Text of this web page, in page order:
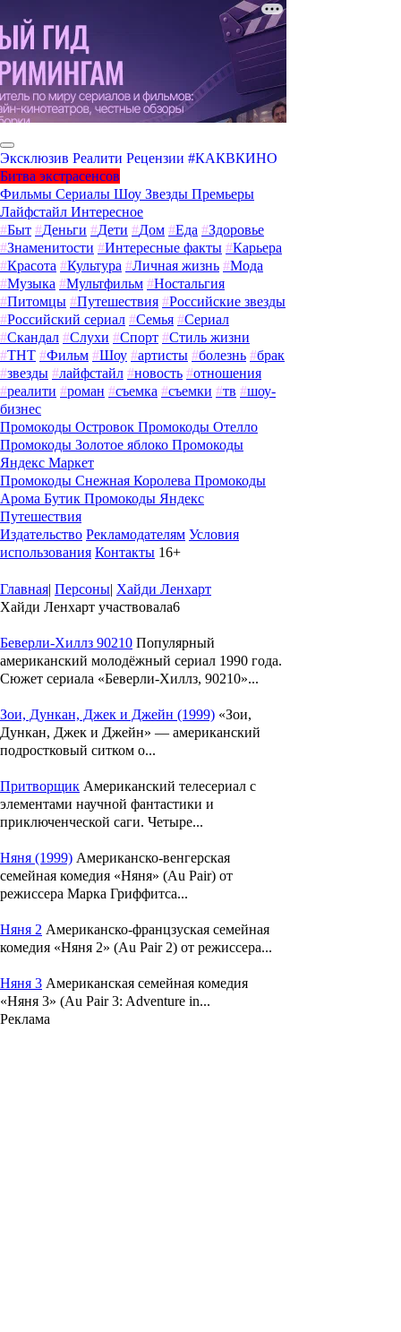
Эксклюзив Реалити Рецензии #КАКВКИНО
Битва экстрасенсов
Фильмы Сериалы Шоу Звезды Премьеры
Лайфстайл Интересное
#Быт #Деньги #Дети #Дом #Еда #Здоровье
#Знаменитости #Интересные факты #Карьера
#Красота #Культура #Личная жизнь #Мода
#Музыка #Мультфильм #Ностальгия
#Питомцы #Путешествия #Российские звезды
#Российский сериал #Семья #Сериал
#Скандал #Слухи #Спорт #Стиль жизни
#ТНТ #Фильм #Шоу #артисты #болезнь #брак
#звезды #лайфстайл #новость #отношения
#реалити #роман #съемка #съемки #тв #шоу-
бизнес
Промокоды Островок Промокоды Отелло
Промокоды Золотое яблоко Промокоды
Яндекс Маркет
Промокоды Снежная Королева Промокоды
Арома Бутик Промокоды Яндекс
Путешествия
Издательство Рекламодателям Условия
использования Контакты 16+
Главная| Персоны| Хайди Ленхарт
Хайди Ленхарт участвовала6
Беверли-Хиллз 90210 Популярный
американский молодёжный сериал 1990 года.
Сюжет сериала «Беверли-Хиллз, 90210»...
Зои, Дункан, Джек и Джейн (1999) «Зои,
Дункан, Джек и Джейн» — американский
подростковый ситком о...
Притворщик Американский телесериал с
элементами научной фантастики и
приключенческой саги. Четыре...
Няня (1999) Американско-венгерская
семейная комедия «Няня» (Au Pair) от
режиссера Марка Гриффитса...
Няня 2 Американско-францзуская семейная
комедия «Няня 2» (Au Pair 2) от режиссера...
Няня 3 Американская семейная комедия
«Няня 3» (Au Pair 3: Adventure in...
Реклама